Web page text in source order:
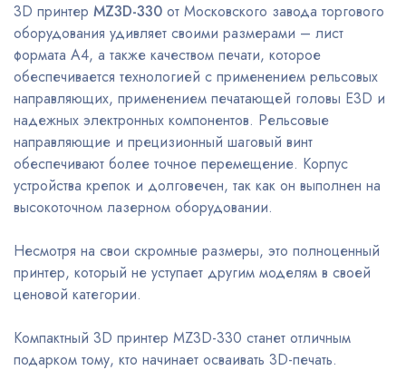
3D принтер MZ3D-330 от Московского завода торгового
оборудования удивляет своими размерами – лист
формата А4, а также качеством печати, которое
обеспечивается технологией с применением рельсовых
направляющих, применением печатающей головы E3D и
надежных электронных компонентов. Рельсовые
направляющие и прецизионный шаговый винт
обеспечивают более точное перемещение. Корпус
устройства крепок и долговечен, так как он выполнен на
высокоточном лазерном оборудовании.
Несмотря на свои скромные размеры, это полноценный
принтер, который не уступает другим моделям в своей
ценовой категории.
Компактный 3D принтер MZ3D-330 станет отличным
подарком тому, кто начинает осваивать 3D-печать.